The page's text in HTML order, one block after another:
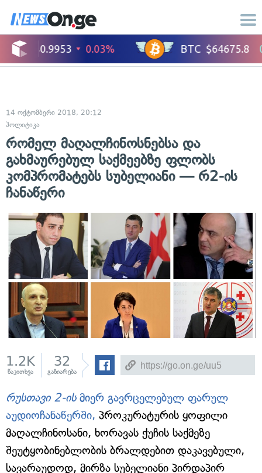
14 ოქტომბერი 2018, 20:12
პოლიტიკა
რომელ მაღალჩინოსნებსა და
გახმაურებულ საქმეებზე ფლობს
კომპრომატებს სუბელიანი — რ2-ის
ჩანაწერი
1.2K
წაკითხვა
32
გაზიარება
რუსთავი 2-ისმიერ გავრცელებულ ფარულ
აუდიოჩანაწერში, პროკურატურის ყოფილი
მაღალჩინოსანი, ხორავას ქუჩის საქმეზე
შეუტყობინებლობის ბრალდებით დაკავებული,
სავარაუდოდ, მირზა სუბელიანი პირდაპირ